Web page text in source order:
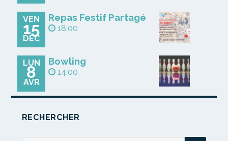
VEN
15
DÉC
Repas Festif Partagé
18:00
LUN
8
AVR
Bowling
14:00
RECHERCHER